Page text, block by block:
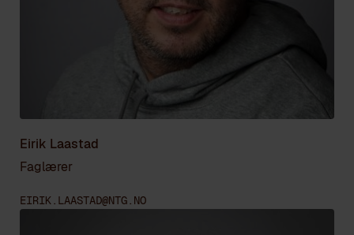
Eirik Laastad
Faglærer
EIRIK.LAASTAD@NTG.NO